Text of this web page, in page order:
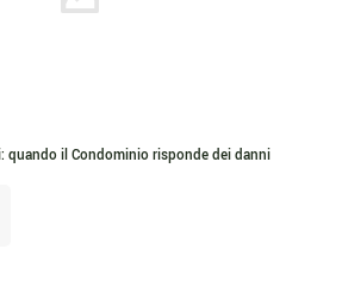
quando il Condominio risponde dei danni